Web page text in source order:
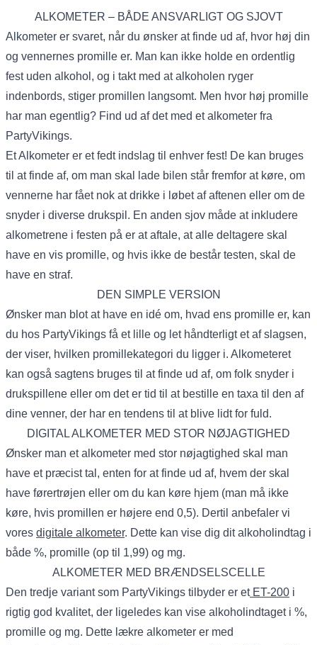
ALKOMETER – BÅDE ANSVARLIGT OG SJOVT
Alkometer er svaret, når du ønsker at finde ud af, hvor høj din
og vennernes promille er. Man kan ikke holde en ordentlig
fest uden alkohol, og i takt med at alkoholen ryger
indenbords, stiger promillen langsomt. Men hvor høj promille
har man egentlig? Find ud af det med et alkometer fra
PartyVikings.
Et Alkometer er et fedt indslag til enhver fest! De kan bruges
til at finde af, om man skal lade bilen står fremfor at køre, om
vennerne har fået nok at drikke i løbet af aftenen eller om de
snyder i diverse drukspil. En anden sjov måde at inkludere
alkometrene i festen på er at aftale, at alle deltagere skal
have en vis promille, og hvis ikke de består testen, skal de
have en straf.
DEN SIMPLE VERSION
Ønsker man blot at have en idé om, hvad ens promille er, kan
du hos PartyVikings få et lille og let håndterligt et af slagsen,
der viser, hvilken promillekategori du ligger i. Alkometeret
kan også sagtens bruges til at finde ud af, om folk snyder i
drukspillene eller om det er tid til at bestille en taxa til den af
dine venner, der har en tendens til at blive lidt for fuld.
DIGITAL ALKOMETER MED STOR NØJAGTIGHED
Ønsker man et alkometer med stor nøjagtighed skal man
have et præcist tal, enten for at finde ud af, hvem der skal
have førertrøjen eller om du kan køre hjem (man må ikke
køre, hvis promillen er højere end 0,5). Dertil anbefaler vi
vores digitale alkometer. Dette kan vise dig dit alkoholindtag i
både %, promille (op til 1,99) og mg.
ALKOMETER MED BRÆNDSELSCELLE
Den tredje variant som PartyVikings tilbyder er etET-200 i
rigtig god kvalitet, der ligeledes kan vise alkoholindtaget i %,
promille og mg. Dette lækre alkometer er med